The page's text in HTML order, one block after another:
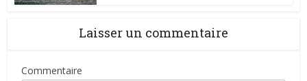
Laisser un commentaire
Commentaire